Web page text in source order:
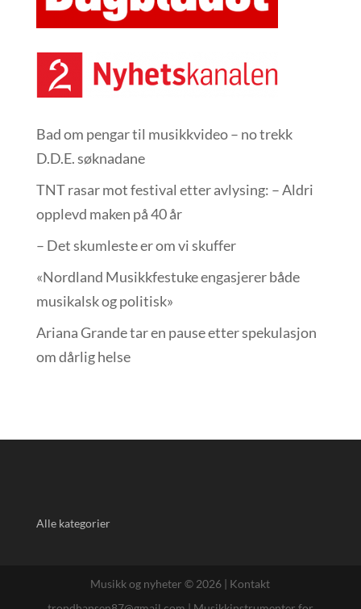
Bad om pengar til musikkvideo – no trekk
D.D.E. søknadane
TNT rasar mot festival etter avlysing: – Aldri
opplevd maken på 40 år
– Det skumleste er om vi skuffer
«Nordland Musikkfest­uke engasjerer både
musikalsk og politisk»
Ariana Grande tar en pause etter spekulasjon
om dårlig helse
Alle kategorier
Musikk og nyheter © 2026 | Kontakt